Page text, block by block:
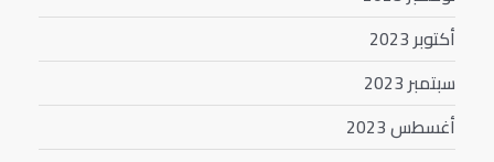
أكتوبر 2023
سبتمبر 2023
أغسطس 2023